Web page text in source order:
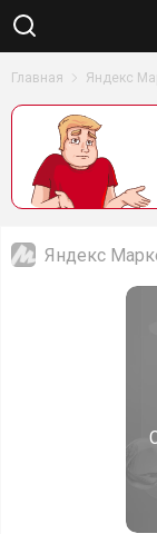
Главная Яндекс
Яндекс